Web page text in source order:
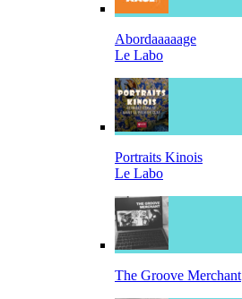
Abordaaaaage
Le Labo
Portraits Kinois
Le Labo
The Groove Merchant